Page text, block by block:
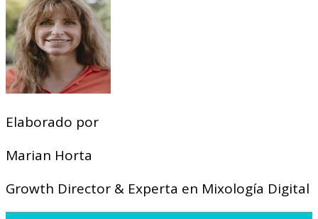
Elaborado por
Marian Horta
Growth Director & Experta en Mixología Digital